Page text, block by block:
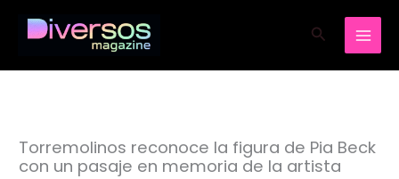
Buscar
Torremolinos reconoce la figura de Pia Beck
con un pasaje en memoria de la artista